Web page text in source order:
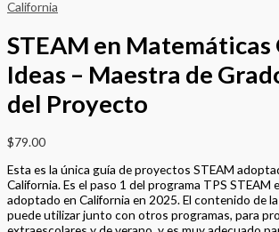
California
STEAM en Matemáticas
Ideas – Maestra de
del Proyecto
$79.00
Esta es la única guía de proyectos STEAM
California. Es el paso 1 del programa TPS STEAM
adoptado en California en 2025. El contenido de
puede utilizar junto con otros programas, para